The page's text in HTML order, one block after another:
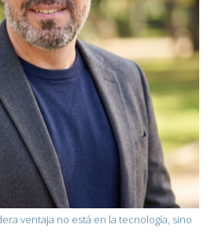
ventaja no está en la tecnología, sino